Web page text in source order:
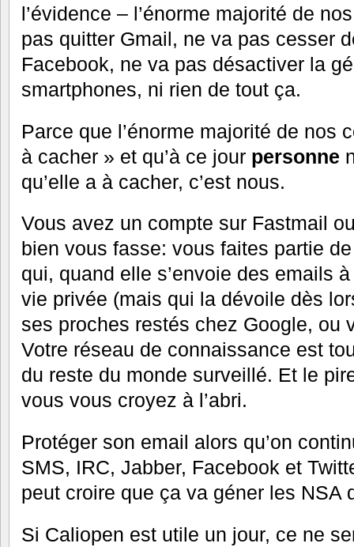
l’évidence – l’énorme majorité de
pas quitter Gmail, ne va pas cesser
Facebook, ne va pas désactiver la
smartphones, ni rien de tout ça.
Parce que l’énorme majorité de nos
à cacher » et qu’à ce jour personne
qu’elle a à cacher, c’est nous.
Vous avez un compte sur Fastmail
bien vous fasse: vous faites partie
qui, quand elle s’envoie des emails
vie privée (mais qui la dévoile dès
ses proches restés chez Google, ou
Votre réseau de connaissance est
du reste du monde surveillé. Et le
vous vous croyez à l’abri.
Protéger son email alors qu’on
SMS, IRC, Jabber, Facebook et
peut croire que ça va géner les NSA
Si Caliopen est utile un jour, ce ne